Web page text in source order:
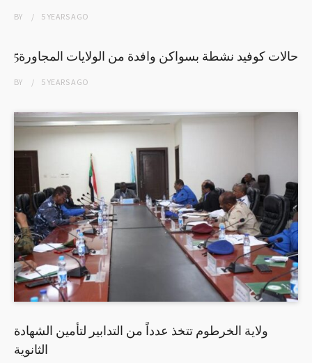
BY 5 YEARSAGO
5حالات كوفيد نشطة بسواكن وافدة من الولايات المجاورة
BY 5 YEARSAGO
ولاية الخرطوم تتخذ عدداً من التدابير لتأمين الشهادة
الثانوية